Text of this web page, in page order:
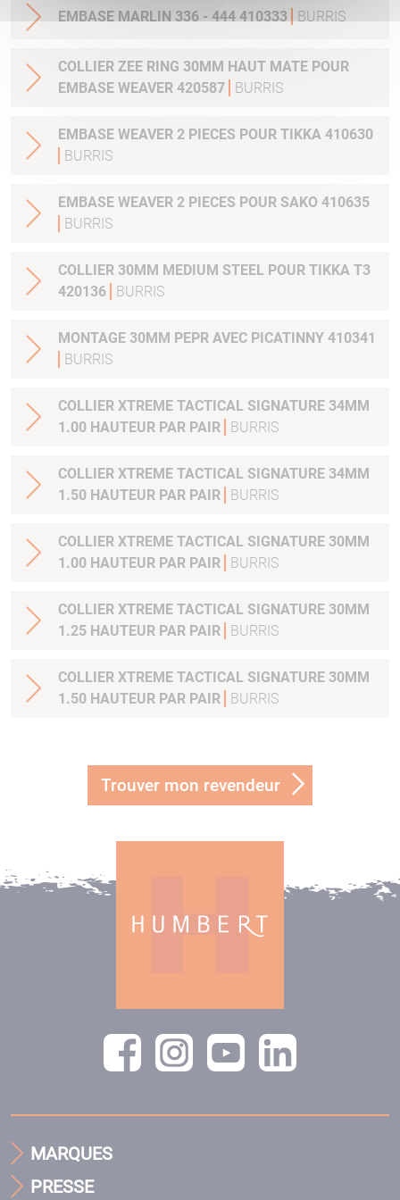
EMBASE MARLIN 336 - 444 410333 BURRIS
COLLIER ZEE RING 30MM HAUT MATE POUR
EMBASE WEAVER 420587
BURRIS
EMBASE WEAVER 2 PIECES POUR TIKKA 410630
BURRIS
EMBASE WEAVER 2 PIECES POUR SAKO 410635
BURRIS
COLLIER 30MM MEDIUM STEEL POUR TIKKA T3
420136
BURRIS
MONTAGE 30MM PEPR AVEC PICATINNY 410341
BURRIS
COLLIER XTREME TACTICAL SIGNATURE 34MM
1.00 HAUTEUR PAR PAIR
BURRIS
COLLIER XTREME TACTICAL SIGNATURE 34MM
1.50 HAUTEUR PAR PAIR
BURRIS
COLLIER XTREME TACTICAL SIGNATURE 30MM
1.00 HAUTEUR PAR PAIR
BURRIS
COLLIER XTREME TACTICAL SIGNATURE 30MM
1.25 HAUTEUR PAR PAIR
BURRIS
COLLIER XTREME TACTICAL SIGNATURE 30MM
1.50 HAUTEUR PAR PAIR
BURRIS
Trouver mon revendeur
MARQUES
PRESSE